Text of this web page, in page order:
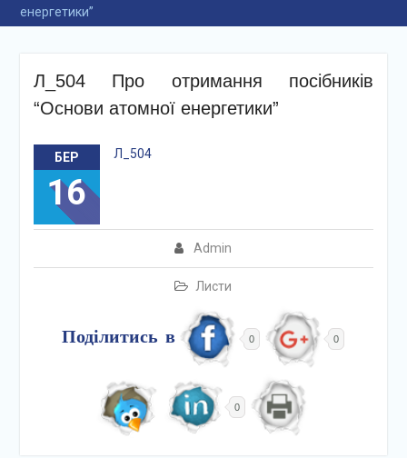
енергетики”
Л_504 Про отримання посібників
“Основи атомної енергетики”
БЕР
16
Admin
Листи
Л_504
Поділитись в 0 0
0